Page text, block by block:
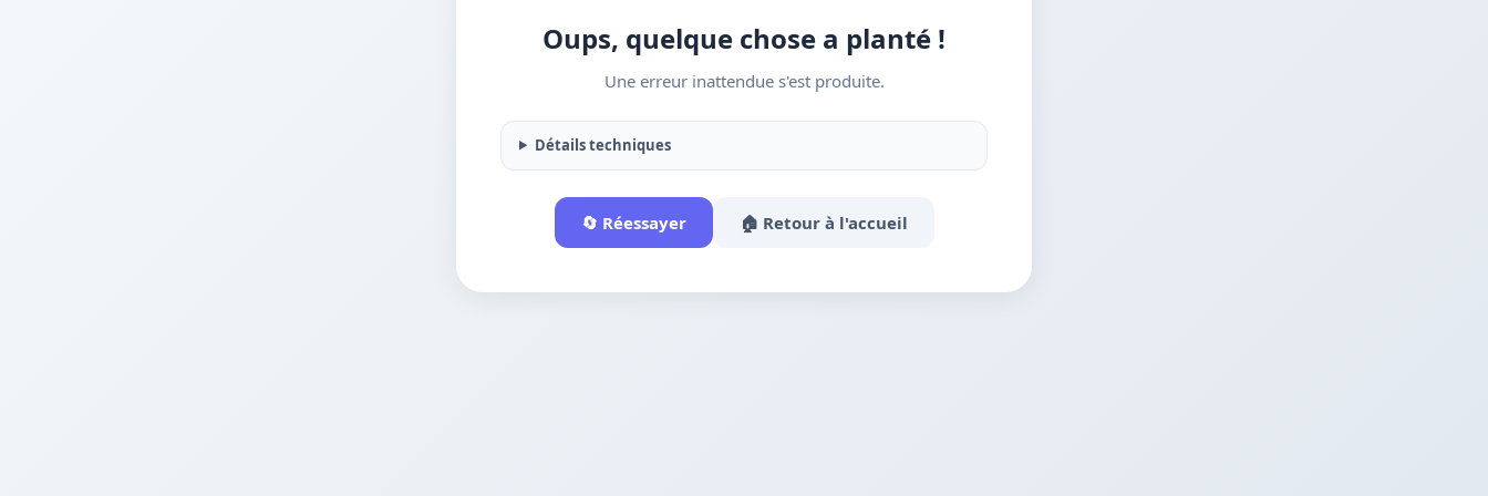
Oups, quelque chose a planté !
Une erreur inattendue s'est produite.
Détails techniques
🔄 Réessayer 🏠 Retour à l'accueil